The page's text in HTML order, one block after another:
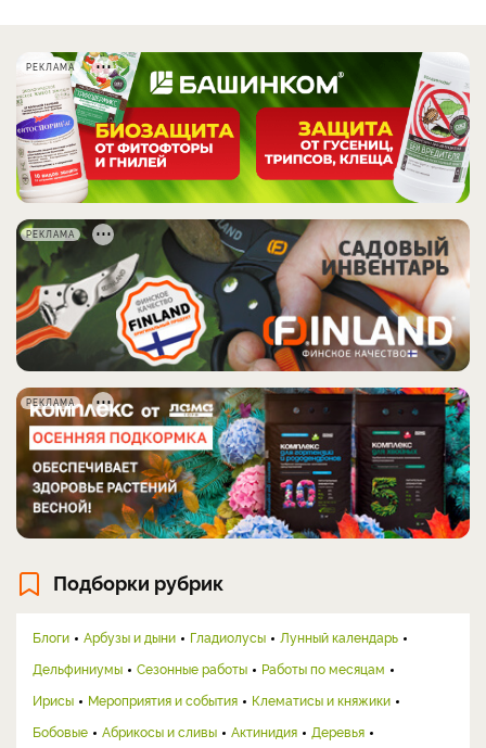
РЕКЛАМА
РЕКЛАМА
РЕКЛАМА
Подборки рубрик
Блоги Арбузы и дыни Гладиолусы
Лунный календарь
Дельфиниумы
Сезонные работы
Работы по месяцам
Ирисы
Мероприятия и события
Клематисы и княжики
Бобовые
Абрикосы и сливы Актинидия
Деревья